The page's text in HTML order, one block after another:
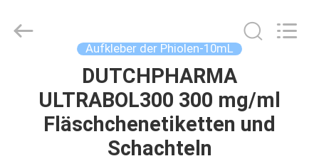
PRODUKTE
Aufkleber der Phiolen-10mL
DUTCHPHARMA
ULTRABOL300 300 mg/ml
Fläschchenetiketten und
Schachteln